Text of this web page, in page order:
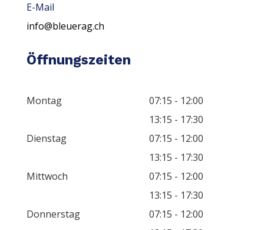
E-Mail
info@bleuerag.ch
Öffnungszeiten
Montag
07:15 - 12:00
13:15 - 17:30
Dienstag
07:15 - 12:00
13:15 - 17:30
Mittwoch
07:15 - 12:00
13:15 - 17:30
Donnerstag
07:15 - 12:00